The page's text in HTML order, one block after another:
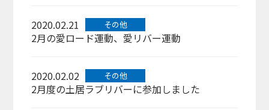
2020.02.21 その他
2月の愛ロード運動、愛リバー運動
2020.02.02 その他
2月度の土居ラブリバーに参加しました